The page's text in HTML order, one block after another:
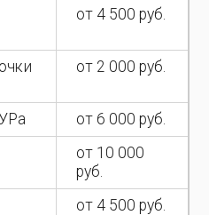
от 4 500 руб.
от 2 000 руб.
от 6 000 руб.
от 10 000
руб.
от 4 500 руб.